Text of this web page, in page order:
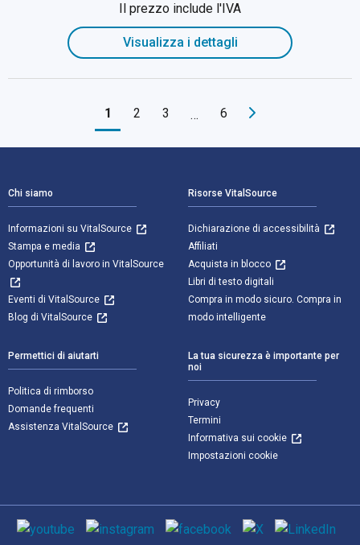
Il prezzo include l'IVA
Visualizza i dettagli
1 2 3 … 6
Chi siamo
Informazioni su VitalSource
Stampa e media
Opportunità di lavoro in VitalSource
Eventi di VitalSource
Blog di VitalSource
Risorse VitalSource
Dichiarazione di accessibilità
Affiliati
Acquista in blocco
Libri di testo digitali
Compra in modo sicuro. Compra in
modo intelligente
Permettici di aiutarti
Politica di rimborso
Domande frequenti
Assistenza VitalSource
La tua sicurezza è importante per
noi
Privacy
Termini
Informativa sui cookie
Impostazioni cookie
Mezzi sociali